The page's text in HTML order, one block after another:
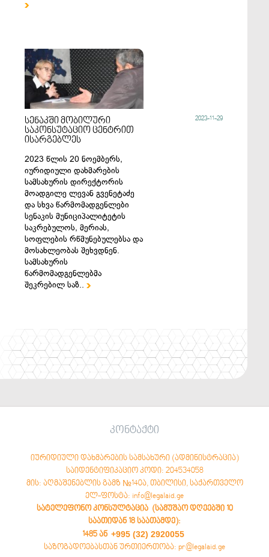

სენაკში მობილური
საკონსუტაციო ცენტრით
ისარგებლეს
2023 წლის 20 ნოემბერს,
იურიდიული დახმარების
სამსახურის დირექტორის
მოადგილე ლევან გვენეტაძე
და სხვა წარმომადგენლები
სენაკის მუნიციპალიტეტის
საკრებულოს, მერიას,
სოფლების რწმუნებულებსა და
მოსახლეობას შეხვდნენ.
სამსახურის
წარმომადგენლებმა
შეკრებილ საზ..
2023-11-29
კონტაქტი
იურიდიული დახმარების სამსახური (ადმინისტრაცია)
საიდენტიფიკაციო კოდი: 204534058
მის: აღმაშენებლის გამზ №140ა, თბილისი, საქართველო
ელ-ფოსტა: info@legalaid.ge
სატელეფონო კონსულტაცია (სამუშაო დღეებში 10
საათიდან 18 საათამდე):
1485 ან +995 (32) 2920055
საზოგადოებასთან ურთიერთობა: pr@legalaid.ge